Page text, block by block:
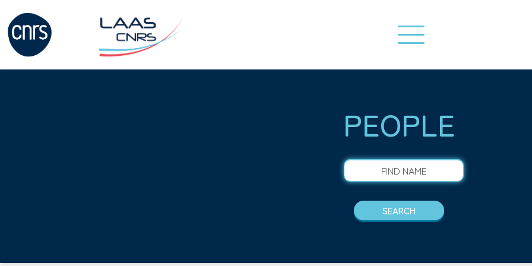
PEOPLE
FIND NAME
SEARCH